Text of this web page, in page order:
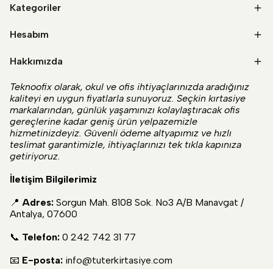
Kategoriler
Hesabım
Hakkımızda
Teknoofix olarak, okul ve ofis ihtiyaçlarınızda aradığınız
kaliteyi en uygun fiyatlarla sunuyoruz. Seçkin kırtasiye
markalarından, günlük yaşamınızı kolaylaştıracak ofis
gereçlerine kadar geniş ürün yelpazemizle
hizmetinizdeyiz. Güvenli ödeme altyapımız ve hızlı
teslimat garantimizle, ihtiyaçlarınızı tek tıkla kapınıza
getiriyoruz.
İletişim Bilgilerimiz
📍 Adres: Sorgun Mah. 8108 Sok. No3 A/B Manavgat /
Antalya, 07600
📞 Telefon: 0 242 742 31 77
📧 E-posta: info@tuterkirtasiye.com